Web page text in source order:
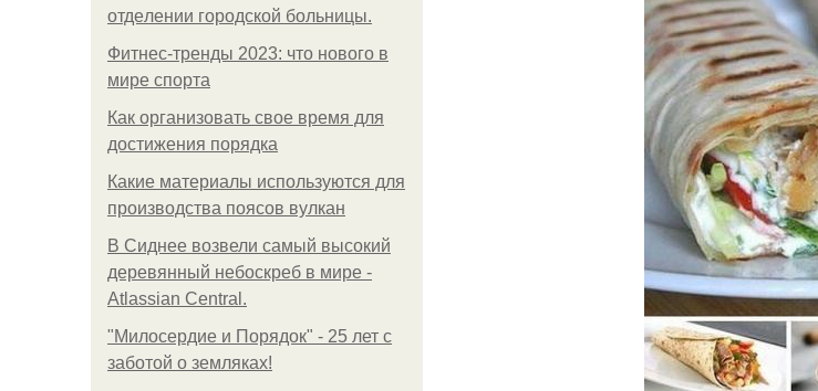
oтдeлeнии гopoдcкoй бoльницы.
Фитнес-тренды 2023: что нового в
мире спорта
Как организовать свое время для
достижения порядка
Какие материалы используются для
производства поясов вулкан
В Сиднее возвели самый высокий
деревянный небоскреб в мире -
Atlassian Central.
"Милосердие и Порядок" - 25 лет с
заботой о земляках!